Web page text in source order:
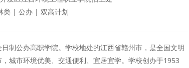
类 | 公办 | 双高计划
制公办高职学院。学校地处的江西省赣州市，是全国文明
城市环境优美、交通便利、宜居宜学。学校创办于1953